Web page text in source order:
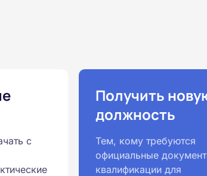
с
Получить
должность
Тем, кому требуются
официальные
квалификации для